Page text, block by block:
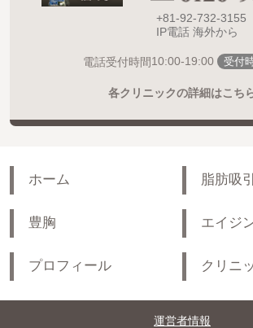
+81-92-732-3155
IP電話 海外から
電話受付時間10:00-19:00 受付
各クリニックの詳細はこち
ホーム 脂肪吸引
豊胸 エイジ
プロフィール クリニ
運営者情報